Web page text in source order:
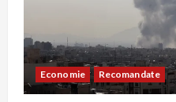
Economie Recomandate